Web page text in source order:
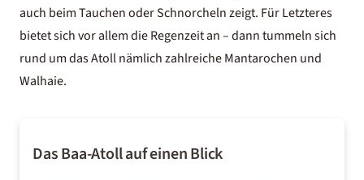
auch beim Tauchen oder Schnorcheln zeigt. Für Letzteres
bietet sich vor allem die Regenzeit an – dann tummeln sich
rund um das Atoll nämlich zahlreiche Mantarochen und
Walhaie.
Das Baa-Atoll auf einen Blick